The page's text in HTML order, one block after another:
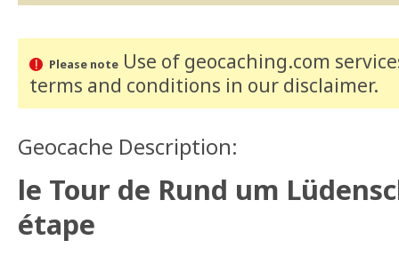
Please noteUse of geocaching.com
terms and conditions in our disclaimer.
Geocache Description:
le Tour de Rund um
étape